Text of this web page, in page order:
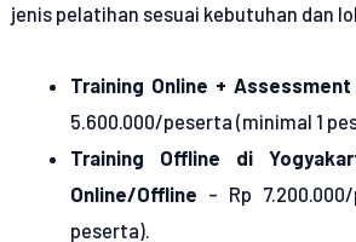
jenis pelatihan sesuai kebutuhan dan
Training Online +
5.600.000/peserta (minimal 1
Training Offline di
Online/Offline – Rp
peserta).